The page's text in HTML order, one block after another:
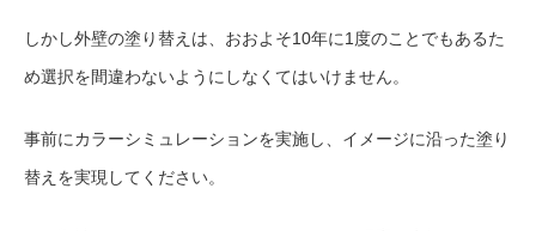
しかし外壁の塗り替えは、おおよそ10年に1度のことでもあるた
め選択を間違わないようにしなくてはいけません。
事前にカラーシミュレーションを実施し、イメージに沿った塗り
替えを実現してください。